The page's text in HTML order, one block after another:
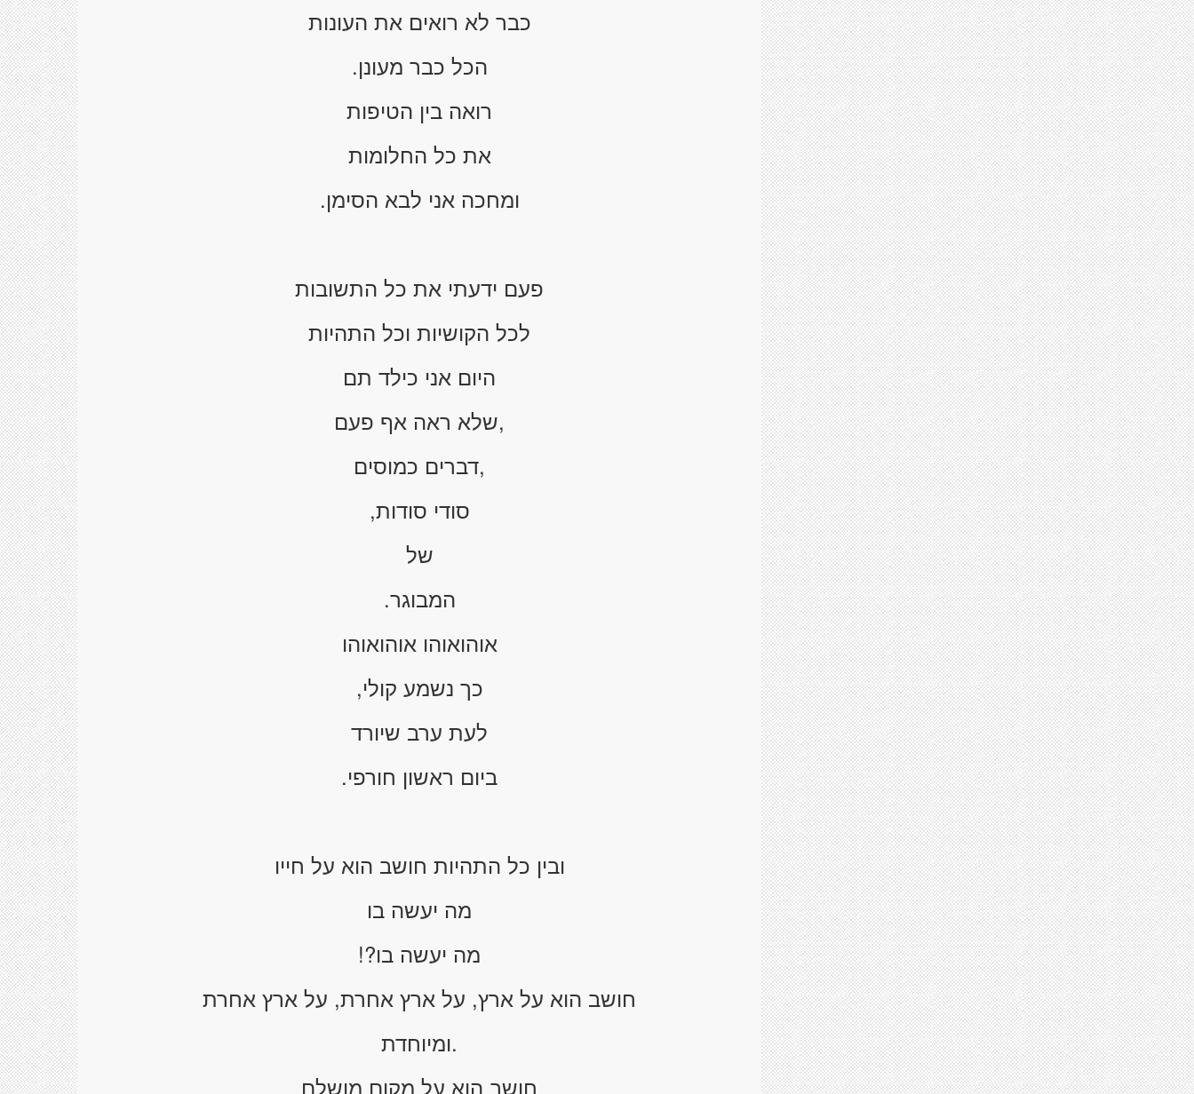
כבר לא רואים את העונות
הכל כבר מעונן.
רואה בין הטיפות
את כל החלומות
ומחכה אני לבא הסימן.
פעם ידעתי את כל התשובות
לכל הקושיות וכל התהיות
היום אני כילד תם
,שלא ראה אף פעם
,דברים כמוסים
סודי סודות,
של
המבוגר.
אוהואוהו אוהואוהו
כך נשמע קולי,
לעת ערב שיורד
ביום ראשון חורפי.
ובין כל התהיות חושב הוא על חייו
מה יעשה בו
מה יעשה בו?!
חושב הוא על ארץ, על ארץ אחרת, על ארץ אחרת
.ומיוחדת
חושב הוא על מקום מושלם